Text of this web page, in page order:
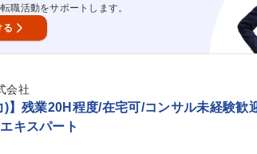
職活動をサポートします。
る
会社
)】残業20H程度/在宅可/コンサル未経験歓
キスパート